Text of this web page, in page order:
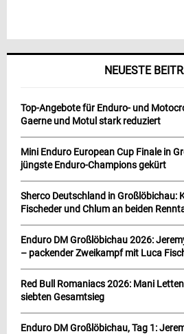
NEUESTE
Top-Angebote für Enduro- und
Gaerne und Motul stark reduziert
Mini Enduro European Cup Finale in
jüngste Enduro-Champions gekürt
Sherco Deutschland in Großlöbichau:
Fischeder und Chlum an beiden
Enduro DM Großlöbichau 2026:
– packender Zweikampf mit Luca
Red Bull Romaniacs 2026: Mani
siebten Gesamtsieg
Enduro DM Großlöbichau, Tag 1: